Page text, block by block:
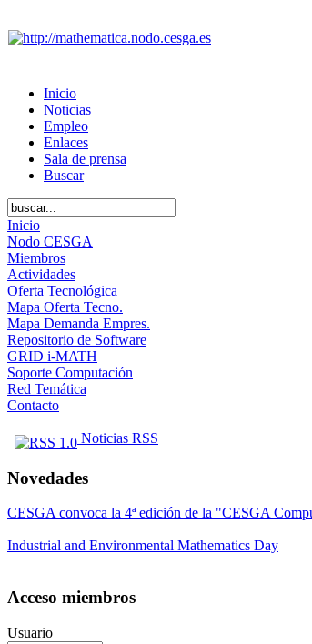
Inicio
Noticias
Empleo
Enlaces
Sala de prensa
Buscar
Inicio
Nodo CESGA
Miembros
Actividades
Oferta Tecnológica
Mapa Oferta Tecno.
Mapa Demanda Empres.
Repositorio de Software
GRID i-MATH
Soporte Computación
Red Temática
Contacto
Noticias RSS
Novedades
CESGA convoca la 4ª edición de la "CESGA
Industrial and Environmental Mathematics Day
Acceso miembros
Usuario